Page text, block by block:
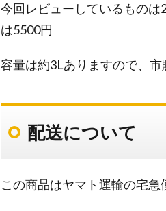
今回レビューしているもの
は5500円
容量は約3Lありますので、市
配送について
この商品はヤマト運輸の宅急